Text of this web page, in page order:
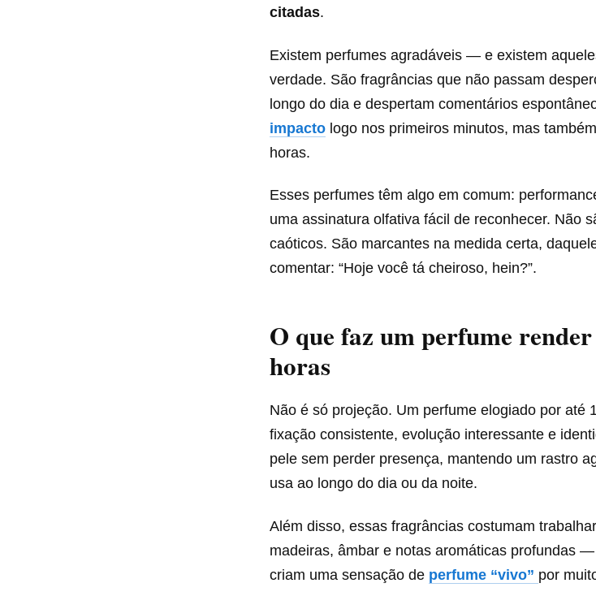
citadas.
Existem perfumes agradáveis — e existem
verdade. São fragrâncias que não passam
longo do dia e despertam comentários
impacto logo nos primeiros minutos, mas
horas.
Esses perfumes têm algo em comum:
uma assinatura olfativa fácil de reconhecer. Não
caóticos. São marcantes na medida certa,
comentar: “Hoje você tá cheiroso, hein?”.
O que faz um perfume
horas
Não é só projeção. Um perfume elogiado por até
fixação consistente, evolução interessante e
pele sem perder presença, mantendo um rastro
usa ao longo do dia ou da noite.
Além disso, essas fragrâncias costumam trabalhar
madeiras, âmbar e notas aromáticas profundas
criam uma sensação de perfume “vivo” por